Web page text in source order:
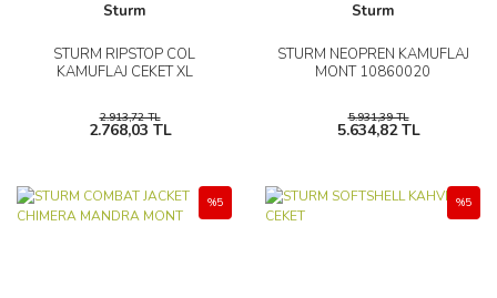
Sturm
STURM RIPSTOP COL
KAMUFLAJ CEKET XL
2.913,72 TL
2.768,03 TL
Sturm
STURM NEOPREN KAMUFLAJ
MONT 10860020
5.931,39 TL
5.634,82 TL
%5 %5